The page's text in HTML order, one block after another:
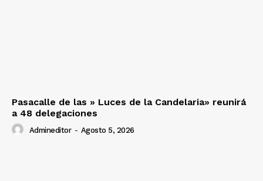
Pasacalle de las » Luces de la Candelaria» reunirá
a 48 delegaciones
Admineditor - Agosto 5, 2026